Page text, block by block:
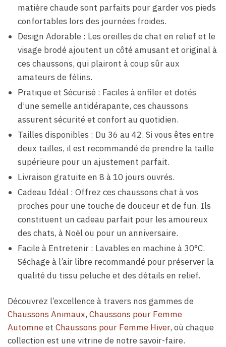
matière chaude sont parfaits pour garder vos pieds
confortables lors des journées froides.
Design Adorable : Les oreilles de chat en relief et le
visage brodé ajoutent un côté amusant et original à
ces chaussons, qui plairont à coup sûr aux
amateurs de félins.
Pratique et Sécurisé : Faciles à enfiler et dotés
d’une semelle antidérapante, ces chaussons
assurent sécurité et confort au quotidien.
Tailles disponibles : Du 36 au 42. Si vous êtes entre
deux tailles, il est recommandé de prendre la taille
supérieure pour un ajustement parfait.
Livraison gratuite en 8 à 10 jours ouvrés.
Cadeau Idéal : Offrez ces chaussons chat à vos
proches pour une touche de douceur et de fun. Ils
constituent un cadeau parfait pour les amoureux
des chats, à Noël ou pour un anniversaire.
Facile à Entretenir : Lavables en machine à 30°C.
Séchage à l’air libre recommandé pour préserver la
qualité du tissu peluche et des détails en relief.
Découvrez l’excellence à travers nos gammes de
Chaussons Animaux, Chaussons pour Femme
Automneet Chaussons pour Femme Hiver, où chaque
collection est une vitrine de notre savoir-faire.